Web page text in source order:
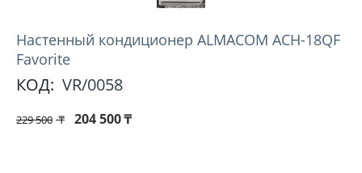
Hастенный кондиционер ALMACOM ACH-18QF
Favorite
КОД: VR/0058
229 500 ₸ 204 500₸